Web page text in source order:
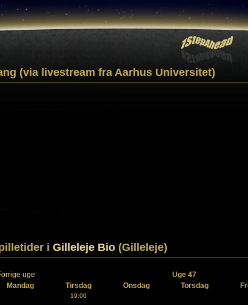
(via livestream fra Aarhus Universitet)
i Gilleleje Bio (Gilleleje)
uge Uge 47
Mandag
Tirsdag Onsdag Torsdag
19:00